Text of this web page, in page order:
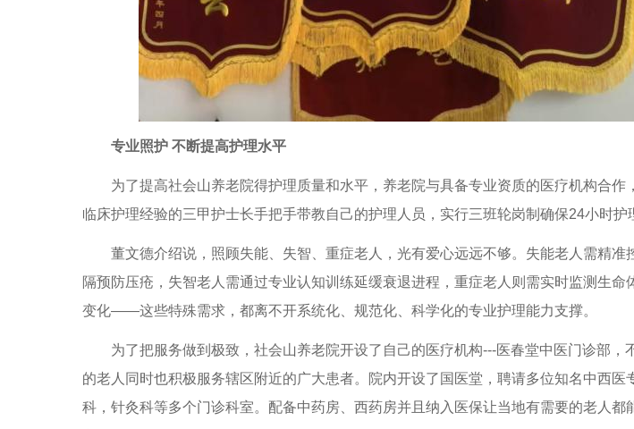
专业照护 不断提高护理水平
为了提高社会山养老院得护理质量和水平，养老院与具备专业资质的医疗机构合作
临床护理经验的三甲护士长手把手带教自己的护理人员，实行三班轮岗制确保24小时护
董文德介绍说，照顾失能、失智、重症老人，光有爱心远远不够。失能老人需精准
隔预防压疮，失智老人需通过专业认知训练延缓衰退进程，重症老人则需实时监测生命
变化——这些特殊需求，都离不开系统化、规范化、科学化的专业护理能力支撑。
为了把服务做到极致，社会山养老院开设了自己的医疗机构---医春堂中医门诊部，
的老人同时也积极服务辖区附近的广大患者。院内开设了国医堂，聘请多位知名中西医
科，针灸科等多个门诊科室。配备中药房、西药房并且纳入医保让当地有需要的老人都